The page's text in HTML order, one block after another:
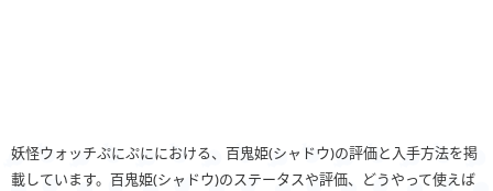
妖怪ウォッチぷにぷににおける、百鬼姫(シャドウ)の評価と入手方法を掲
載しています。百鬼姫(シャドウ)のステータスや評価、どうやって使えば